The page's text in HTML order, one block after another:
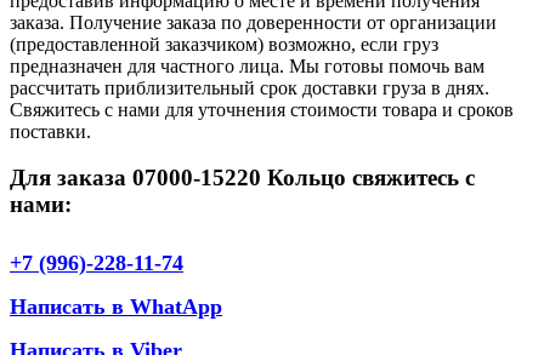
заказа. Получение заказа по доверенности от организации
(предоставленной заказчиком) возможно, если груз
предназначен для частного лица. Мы готовы помочь вам
рассчитать приблизительный срок доставки груза в днях.
Свяжитесь с нами для уточнения стоимости товара и сроков
поставки.
Для заказа 07000-15220 Кольцо свяжитесь с
нами:
+7 (996)-228-11-74
Написать в WhatApp
Написать в Viber